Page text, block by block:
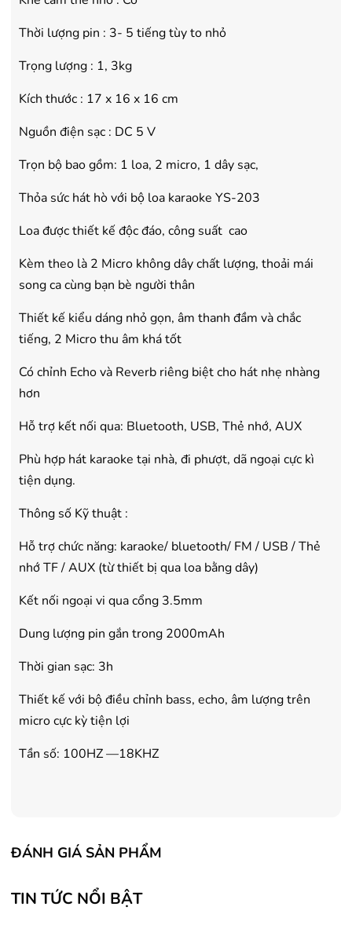
Thời lượng pin : 3- 5 tiếng tùy to nhỏ
Trọng lượng : 1, 3kg
Kích thước : 17 x 16 x 16 cm
Nguồn điện sạc : DC 5 V
Trọn bộ bao gồm: 1 loa, 2 micro, 1 dây sạc,
Thỏa sức hát hò với bộ loa karaoke YS-203
Loa được thiết kế độc đáo, công suất cao
Kèm theo là 2 Micro không dây chất lượng, thoải mái
song ca cùng bạn bè người thân
Thiết kế kiểu dáng nhỏ gọn, âm thanh đầm và chắc
tiếng, 2 Micro thu âm khá tốt
Có chỉnh Echo và Reverb riêng biệt cho hát nhẹ nhàng
hơn
Hỗ trợ kết nối qua: Bluetooth, USB, Thẻ nhớ, AUX
Phù hợp hát karaoke tại nhà, đi phượt, dã ngoại cực kì
tiện dụng.
Thông số Kỹ thuật :
Hỗ trợ chức năng: karaoke/ bluetooth/ FM / USB / Thẻ
nhớ TF / AUX (từ thiết bị qua loa bằng dây)
Kết nối ngoại vi qua cổng 3.5mm
Dung lượng pin gắn trong 2000mAh
Thời gian sạc: 3h
Thiết kế với bộ điều chỉnh bass, echo, âm lượng trên
micro cực kỳ tiện lợi
Tần số: 100HZ —18KHZ
ĐÁNH GIÁ SẢN PHẨM
TIN TỨC NỔI BẬT